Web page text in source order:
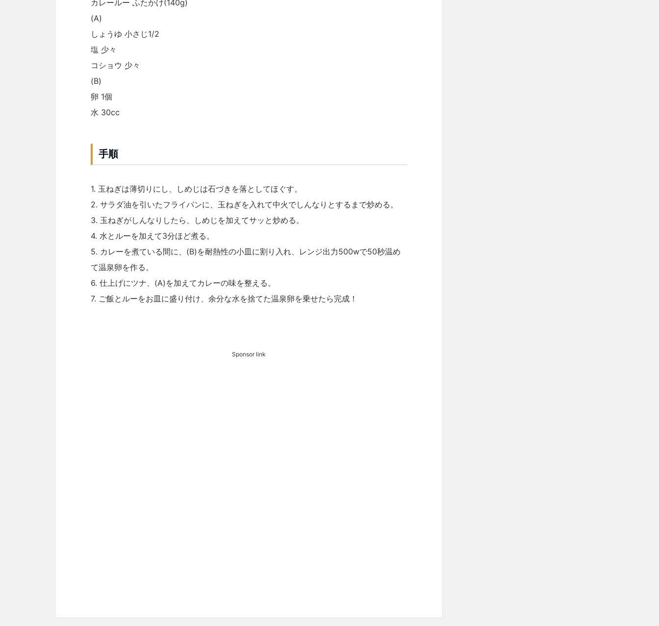
カレールー ふたかけ(140g)
(A)
しょうゆ 小さじ1/2
塩 少々
コショウ 少々
(B)
卵 1個
水 30cc
手順
1. 玉ねぎは薄切りにし、しめじは石づきを落としてほぐす。
2. サラダ油を引いたフライパンに、玉ねぎを入れて中火でしんなりとするまで炒める。
3. 玉ねぎがしんなりしたら、しめじを加えてサッと炒める。
4. 水とルーを加えて3分ほど煮る。
5. カレーを煮ている間に、(B)を耐熱性の小皿に割り入れ、レンジ出力500wで50秒温め
て温泉卵を作る。
6. 仕上げにツナ、(A)を加えてカレーの味を整える。
7. ご飯とルーをお皿に盛り付け、余分な水を捨てた温泉卵を乗せたら完成！
Sponsor link